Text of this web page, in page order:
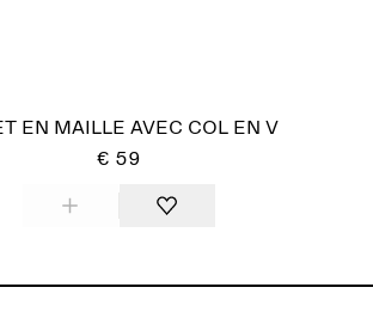
EN MAILLE AVEC COL EN V
€ 59